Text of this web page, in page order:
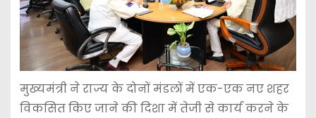
मुख्यमंत्री ने राज्य के दोनों मंडलों में एक-एक नए शहर
विकसित किए जाने की दिशा में तेजी से कार्य करने के